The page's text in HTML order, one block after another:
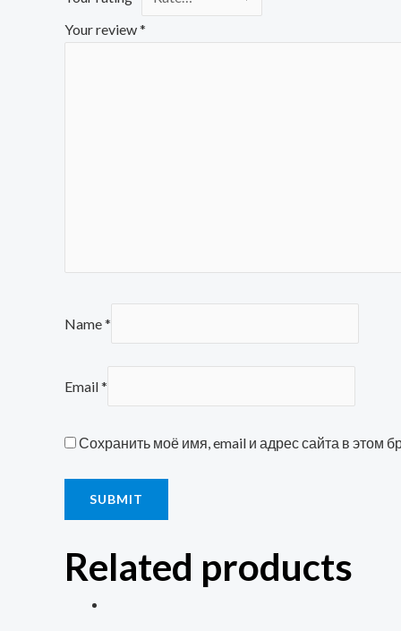
Your review*
Name*
Email*
Сохранить моё имя, email и адрес сайта в этом
Related products